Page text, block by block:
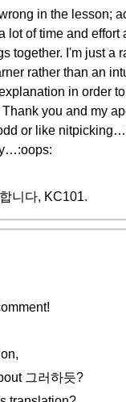
in the lesson;
lot of time and effort
together. I'm just a
rather than an
in order
you and my
or like
니다, KC101.
그러하듯?